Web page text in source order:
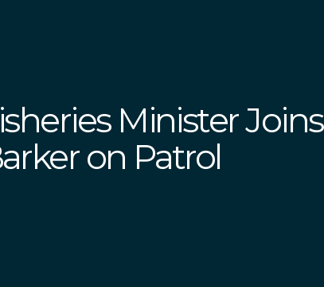
Minister Joins
on Patrol